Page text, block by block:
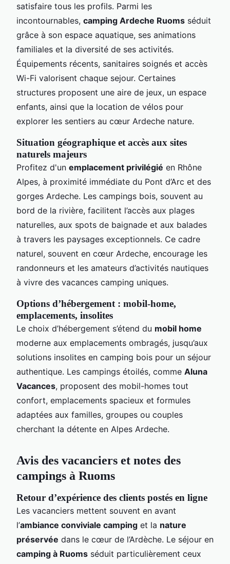
satisfaire tous les profils. Parmi les
incontournables, camping Ardeche Ruoms séduit
grâce à son espace aquatique, ses animations
familiales et la diversité de ses activités.
Équipements récents, sanitaires soignés et accès
Wi-Fi valorisent chaque sejour. Certaines
structures proposent une aire de jeux, un espace
enfants, ainsi que la location de vélos pour
explorer les sentiers au cœur Ardeche nature.
Situation géographique et accès aux sites
naturels majeurs
Profitez d'un emplacement privilégié en Rhône
Alpes, à proximité immédiate du Pont d’Arc et des
gorges Ardeche. Les campings bois, souvent au
bord de la rivière, facilitent l’accès aux plages
naturelles, aux spots de baignade et aux balades
à travers les paysages exceptionnels. Ce cadre
naturel, souvent en cœur Ardeche, encourage les
randonneurs et les amateurs d’activités nautiques
à vivre des vacances camping uniques.
Options d’hébergement : mobil-home,
emplacements, insolites
Le choix d’hébergement s’étend du mobil home
moderne aux emplacements ombragés, jusqu’aux
solutions insolites en camping bois pour un séjour
authentique. Les campings étoilés, comme Aluna
Vacances, proposent des mobil-homes tout
confort, emplacements spacieux et formules
adaptées aux familles, groupes ou couples
cherchant la détente en Alpes Ardeche.
Avis des vacanciers et notes des
campings à Ruoms
Retour d’expérience des clients postés en ligne
Les vacanciers mettent souvent en avant
l’ambiance conviviale camping et la nature
préservée dans le cœur de l’Ardèche. Le séjour en
camping à Ruoms séduit particulièrement ceux